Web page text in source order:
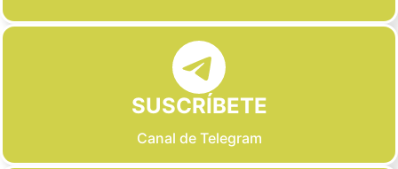
SUSCRÍBETE
Canal de Telegram